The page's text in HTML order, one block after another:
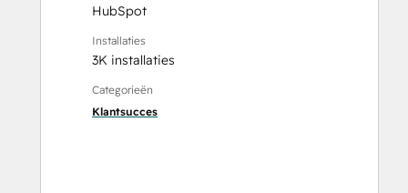
HubSpot
Installaties
3K installaties
Categorieën
Klantsucces